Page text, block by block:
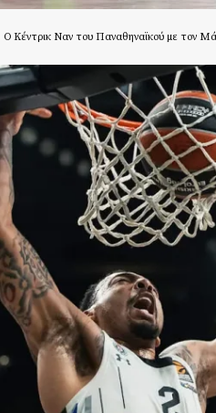
Ο Κέντρικ Ναν του Παναθηναϊκού με τον